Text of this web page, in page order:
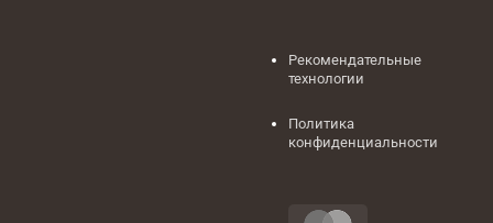
Рекомендательные
технологии
Политика
конфиденциальности